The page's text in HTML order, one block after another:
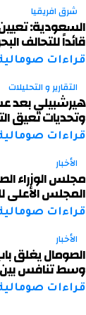
شرق افريقيا
السعودية:
قائداً للتحالف
قراءات
التقارير و التحليلات
هيرشبيلي بعد
وتحديات تعيق
قراءات
الأخبار
مجلس الوزراء
المجلس الأعلى
قراءات
الأخبار
الصومال يغلق
وسط تنافس
قراءات